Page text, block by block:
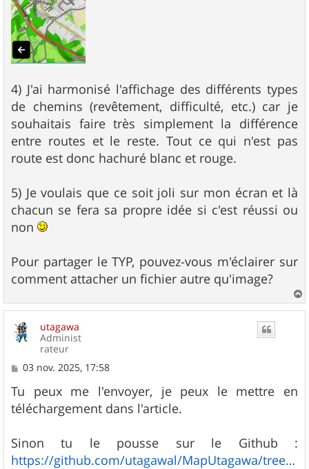
4) J'ai harmonisé l'affichage des différents types
de chemins (revêtement, difficulté, etc.) car je
souhaitais faire très simplement la différence
entre routes et le reste. Tout ce qui n'est pas
route est donc hachuré blanc et rouge.
5) Je voulais que ce soit joli sur mon écran et là
chacun se fera sa propre idée si c'est réussi ou
non
Pour partager le TYP, pouvez-vous m'éclairer sur
comment attacher un fichier autre qu'image?
a
utagawa
Administ
rateur
M
s
s
a
03 nov. 2025, 17:58
Tu peux me l'envoyer, je peux le mettre en
téléchargement dans l'article.
Sinon tu le pousse sur le Github :
https://github.com/utagawal/MapUtagawa/tree/main/style